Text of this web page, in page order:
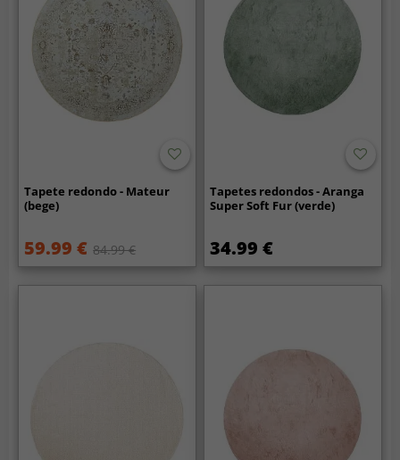
Tapete redondo - Mateur
(bege)
59.99 € 84.99 €
Tapetes redondos - Aranga
Super Soft Fur (verde)
34.99 €